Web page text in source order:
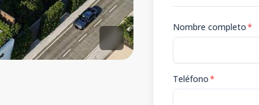
Nombre completo*
Teléfono*